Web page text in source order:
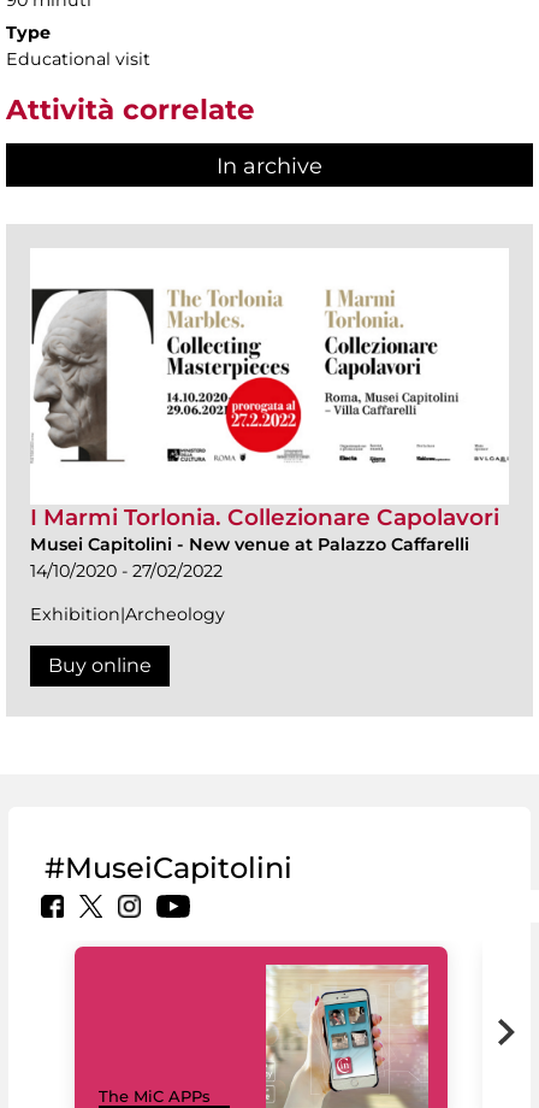
Type
Educational visit
Attività correlate
In archive
I Marmi Torlonia. Collezionare Capolavori
Musei Capitolini - New venue at Palazzo Caffarelli
14/10/2020 - 27/02/2022
Exhibition|Archeology
Buy online
#MuseiCapitolini
The MiC APPs